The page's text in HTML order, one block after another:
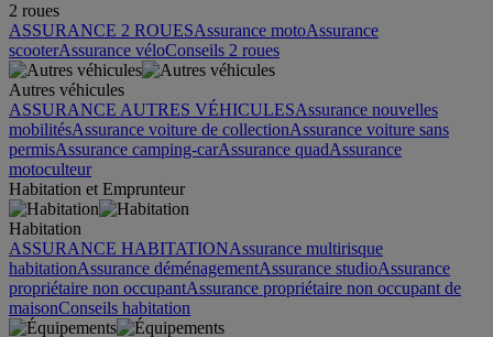
2 roues
ASSURANCE 2 ROUESAssurance motoAssurance
scooterAssurance véloConseils 2 roues
Autres véhicules
ASSURANCE AUTRES VÉHICULESAssurance nouvelles
mobilitésAssurance voiture de collectionAssurance voiture sans
permisAssurance camping-carAssurance quadAssurance
motoculteur
Habitation et Emprunteur
Habitation
ASSURANCE HABITATIONAssurance multirisque
habitationAssurance déménagementAssurance studioAssurance
propriétaire non occupantAssurance propriétaire non occupant de
maisonConseils habitation